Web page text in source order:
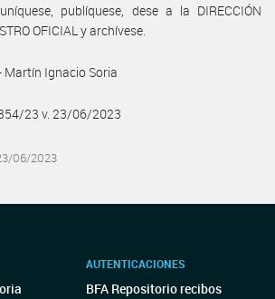
publíquese, dese a la DIRECCIÓN
OFICIAL y archívese.
Martín Ignacio Soria
23 v. 23/06/2023
06/2023
AUTENTICACIONES
BFA Repositorio recibos